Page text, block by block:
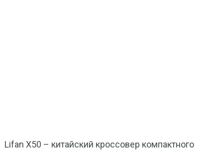
Lifan X50 – китайский кроссовер компактного